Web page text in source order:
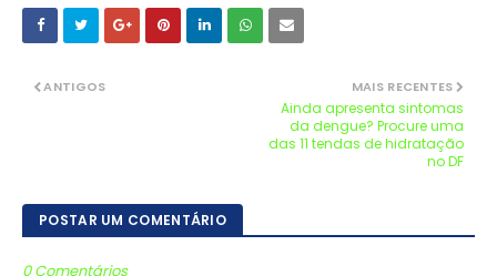
MAIS RECENTES
Ainda apresenta sintomas
da dengue? Procure uma
das 11 tendas de hidratação
no DF
ANTIGOS
POSTAR UM COMENTÁRIO
0 Comentários